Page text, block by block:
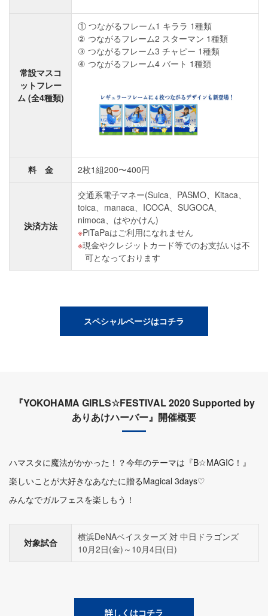
常設マスコ
ットフレー
ム (全4種類)
① つながるフレーム1 キララ 1種類
② つながるフレーム2 スターマン 1種類
③ つながるフレーム3 チャピー 1種類
④ つながるフレーム4 バート 1種類
料 金 2枚1組200〜400円
決済方法
交通系電子マネー(Suica、PASMO、Kitaca、
toica、manaca、ICOCA、SUGOCA、
nimoca、はやかけん)
PiTaPaはご利用になれません
現金やクレジットカード等でのお支払いは不
可となっております
スペシャルページはコチラ
『YOKOHAMA GIRLS☆FESTIVAL 2020 Supported by
ありあけハーバー』開催概要
ハマスタに魔法がかかった！？今年のテーマは『B☆MAGIC！』
楽しいことが大好きなあなたに贈るMagical 3days♡
みんなでガルフェスを楽しもう！
対象試合
横浜DeNAベイスターズ 対 中日ドラゴンズ
10月2日(金)～10月4日(日)
詳しくはコチラ